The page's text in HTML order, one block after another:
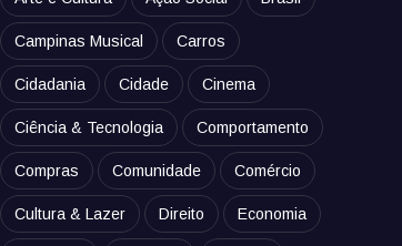
Campinas Musical Carros
Cidadania Cidade Cinema
Ciência & Tecnologia Comportamento
Compras Comunidade Comércio
Cultura & Lazer Direito Economia